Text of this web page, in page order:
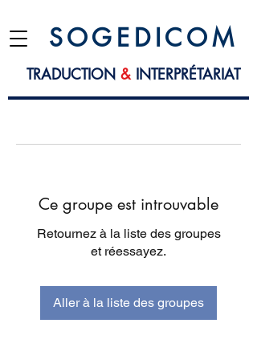
S O G E D I C O M
TRADUCTION &INTERPRÉTARIAT
Ce groupe est introuvable
Retournez à la liste des groupes
et réessayez.
Aller à la liste des groupes